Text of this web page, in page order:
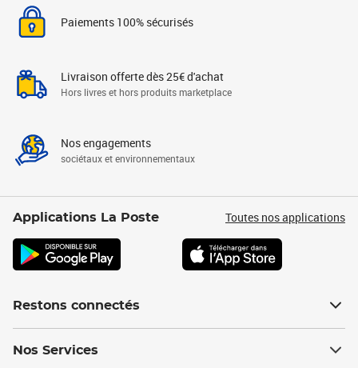
Paiements 100% sécurisés
Livraison offerte dès 25€ d'achat
Hors livres et hors produits marketplace
Nos engagements
sociétaux et environnementaux
Applications La Poste Toutes nos applications
Restons connectés
Nos Services